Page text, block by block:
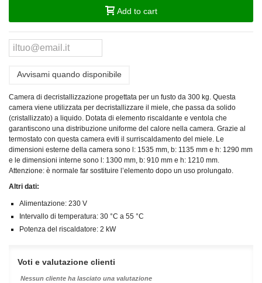
Add to cart
Avvisami quando disponibile
Camera di decristallizzazione progettata per un fusto da 300 kg. Questa
camera viene utilizzata per decristallizzare il miele, che passa da solido
(cristallizzato) a liquido. Dotata di elemento riscaldante e ventola che
garantiscono una distribuzione uniforme del calore nella camera. Grazie al
termostato con questa camera eviti il surriscaldamento del miele. Le
dimensioni esterne della camera sono l: 1535 mm, b: 1135 mm e h: 1290 mm
e le dimensioni interne sono l: 1300 mm, b: 910 mm e h: 1210 mm.
Attenzione: è normale far sostituire l’elemento dopo un uso prolungato.
Altri dati:
Alimentazione: 230 V
Intervallo di temperatura: 30 °C a 55 °C
Potenza del riscaldatore: 2 kW
Voti e valutazione clienti
Nessun cliente ha lasciato una valutazione